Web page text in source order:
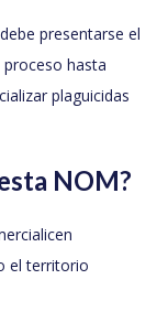
presentarse el
proceso hasta
plaguicidas
NOM?
el territorio